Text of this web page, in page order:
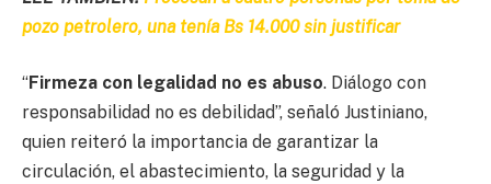
pozo petrolero, una tenía Bs 14.000 sin justificar
“Firmeza con legalidad no es abuso. Diálogo con
responsabilidad no es debilidad”, señaló Justiniano,
quien reiteró la importancia de garantizar la
circulación, el abastecimiento, la seguridad y la